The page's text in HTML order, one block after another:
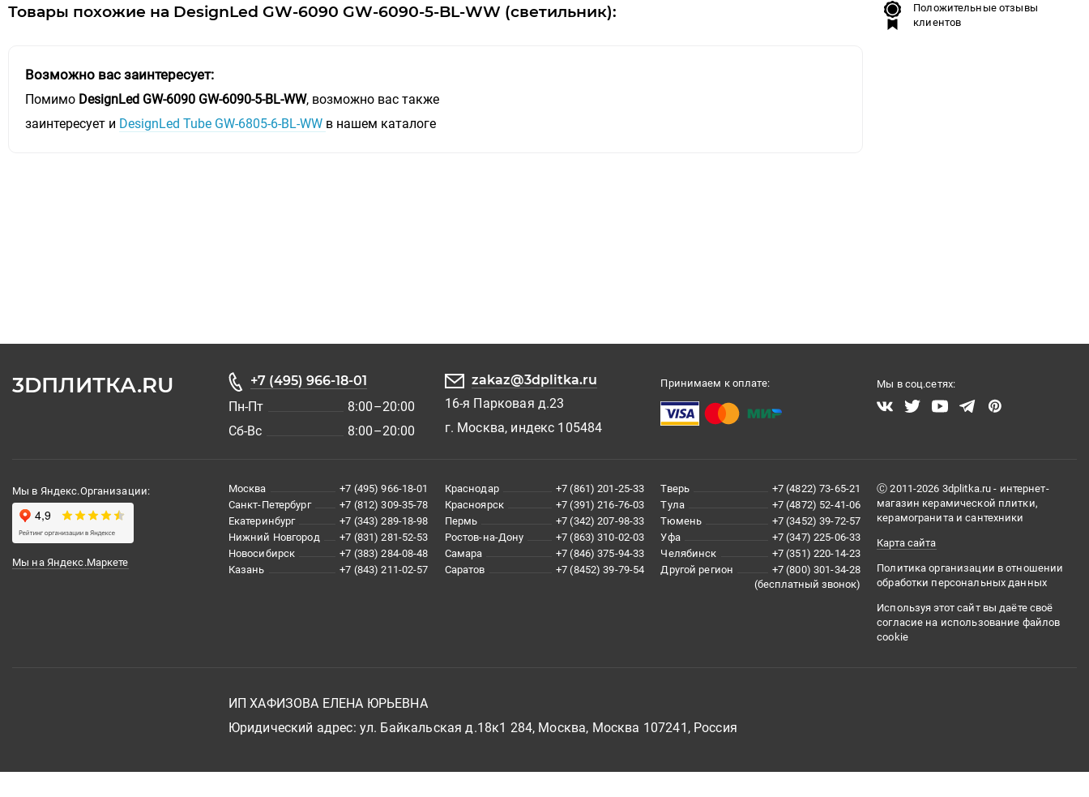
Товары похожие на DesignLed GW-6090 GW-6090-5-BL-WW (светильник):
Возможно вас заинтересует:
Помимо DesignLed GW-6090 GW-6090-5-BL-WW, возможно вас также
заинтересует и DesignLed Tube GW-6805-6-BL-WW в нашем каталоге
Положительные отзывы
клиентов
3DПЛИТКА.RU
+7 (495) 966-18-01
Пн-Пт
8:00–20:00
Сб-Вс
8:00–20:00
zakaz@3dplitka.ru
16-я Парковая д.23
г. Москва, индекс 105484
Принимаем к оплате: Мы в соц.сетях:
Мы в Яндекс.Организации:
Мы на Яндекс.Маркете
Москва
+7 (495) 966-18-01
Санкт-Петербург
+7 (812) 309-35-78
Екатеринбург
+7 (343) 289-18-98
Нижний Новгород
+7 (831) 281-52-53
Новосибирск
+7 (383) 284-08-48
Казань
+7 (843) 211-02-57
Краснодар
+7 (861) 201-25-33
Красноярск
+7 (391) 216-76-03
Пермь
+7 (342) 207-98-33
Ростов-на-Дону
+7 (863) 310-02-03
Самара
+7 (846) 375-94-33
Саратов
+7 (8452) 39-79-54
Тверь
+7 (4822) 73-65-21
Тула
+7 (4872) 52-41-06
Тюмень
+7 (3452) 39-72-57
Уфа
+7 (347) 225-06-33
Челябинск
+7 (351) 220-14-23
Другой регион
+7 (800) 301-34-28
(бесплатный звонок)
Ⓒ 2011-2026 3dplitka.ru - интернет-
магазин керамической плитки,
керамогранита и сантехники
Карта сайта
Политика организации в отношении
обработки персональных данных
Используя этот сайт вы даёте своё
согласие на использование файлов
cookie
ИП ХАФИЗОВА ЕЛЕНА ЮРЬЕВНА
Юридический адрес: ул. Байкальская д.18к1 284, Москва, Москва 107241, Россия